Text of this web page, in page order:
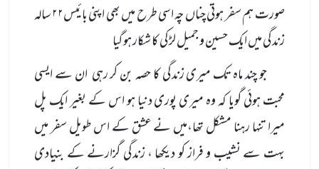
صورت ہم سفر ہوتی چناں چہ اسی طرح میں بھی اپنی بائیس۲۲ سالہ
زندگی میں ایک حسین و جمیل لڑکی کا شکار ہو گیا
جو چند ماہ تک میری زندگی کا حصہ بن کر رہی ان سے ایسی
محبت ہوئی گویا کہ وہ میری پوری دنیا ہو اس کے بغیر ایک پل
میرا تنہا رہنا مشکل تھا،میں نے عشق کے اس طویل سفر میں
بہت سے نشیب و فراز کو دیکھا ، زندگی گزارنے کے بنیادی